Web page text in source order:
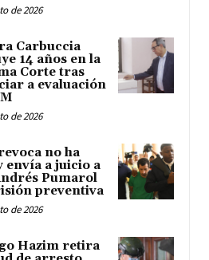
de 2026
Carbuccia
14 años en la
Corte tras
a evaluación
de 2026
no ha
envía a juicio a
Pumarol
preventiva
de 2026
Hazim retira